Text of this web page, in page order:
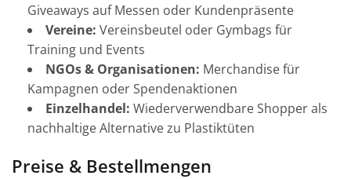
Giveaways auf Messen oder Kundenpräsente
Vereine: Vereinsbeutel oder Gymbags für
Training und Events
NGOs & Organisationen: Merchandise für
Kampagnen oder Spendenaktionen
Einzelhandel: Wiederverwendbare Shopper als
nachhaltige Alternative zu Plastiktüten
Preise & Bestellmengen